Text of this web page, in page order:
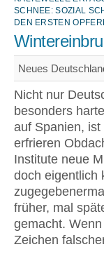
CHNEE: SOZIAL
EN ERSTEN OPFERN
Neues
Nicht nur
besonders
auf Spanien,
erfrieren
Institute neue
doch eigentlich
früher, mal
gemacht.
Zeichen